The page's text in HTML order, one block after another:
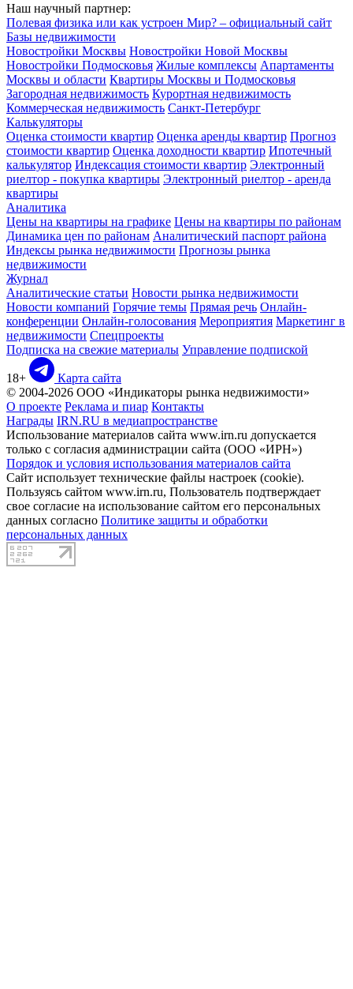
Наш научный партнер:
Полевая физика или как устроен Мир? – официальный сайт
Базы недвижимости
Новостройки Москвы Новостройки Новой Москвы
Новостройки Подмосковья Жилые комплексы Апартаменты
Москвы и области Квартиры Москвы и Подмосковья
Загородная недвижимость Курортная недвижимость
Коммерческая недвижимость Санкт-Петербург
Калькуляторы
Оценка стоимости квартир Оценка аренды квартир Прогноз
стоимости квартир Оценка доходности квартир Ипотечный
калькулятор Индексация стоимости квартир Электронный
риелтор - покупка квартиры Электронный риелтор - аренда
квартиры
Аналитика
Цены на квартиры на графике Цены на квартиры по районам
Динамика цен по районам Аналитический паспорт района
Индексы рынка недвижимости Прогнозы рынка
недвижимости
Журнал
Аналитические статьи Новости рынка недвижимости
Новости компаний Горячие темы Прямая речь Онлайн-
конференции Онлайн-голосования Мероприятия Маркетинг в
недвижимости Спецпроекты
Подписка на свежие материалы Управление подпиской
18+
Карта сайта
© 2004-2026 ООО «Индикаторы рынка недвижимости»
О проекте Реклама и пиар Контакты
Награды IRN.RU в медиапространстве
Использование материалов сайта www.irn.ru допускается
только с согласия администрации сайта (ООО «ИРН»)
Порядок и условия использования материалов сайта
Сайт использует технические файлы настроек (cookie).
Пользуясь сайтом www.irn.ru, Пользователь подтверждает
свое согласие на использование сайтом его персональных
данных согласно Политике защиты и обработки
персональных данных